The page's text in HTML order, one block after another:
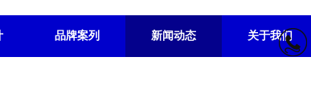
品牌案列 新闻动态 关于我们